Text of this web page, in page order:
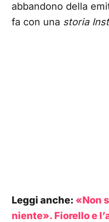
abbandono della
fa con una storia
Leggi anche: «Non
niente». Fiorello e